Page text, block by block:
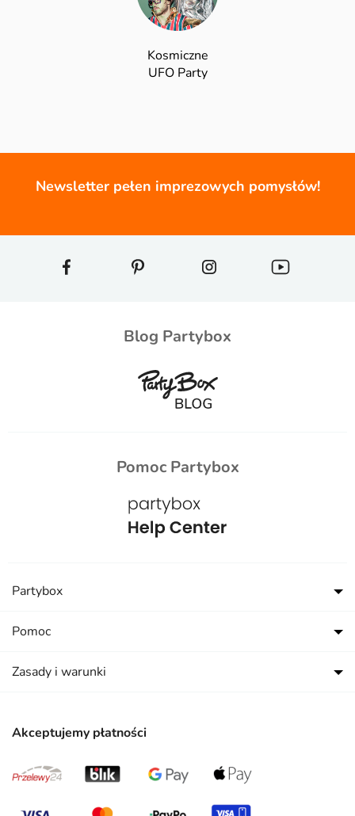
Kosmiczne
UFO Party
Newsletter pełen imprezowych pomysłów!
Blog Partybox
Pomoc Partybox
Akceptujemy płatności
Partybox
Pomoc
Zasady i warunki